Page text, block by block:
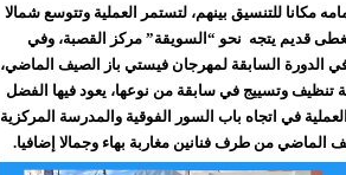
مكانا للتنسيق بينهم، لتستمر العملية وتتوسع شمالا
قديم يتجه نحو “السويقة” مركز القصبة، وفي
الدورة السابقة لمهرجان فيستي باز الصيف الماضي،
تنظيف وتسييج في سابقة من نوعها، يعود فيها الفضل
في اتجاه باب السور الفوقية والمدرسة المركزية
من طرف فنانين مغاربة بهاء وجمالا إضافيا.